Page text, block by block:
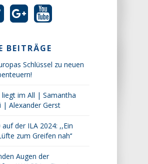
BEITRÄGE
Schlüssel zu neuen
im All | Samantha
Alexander Gerst
der ILA 2024: ,,Ein
zum Greifen nah‘‘
Augen der